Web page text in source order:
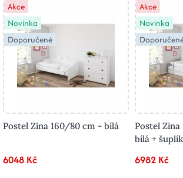
Akce
Novinka
Doporučené
Postel Zina 160/80 cm - bílá
6048 Kč
Akce
Novinka
Postel
bílá + šuplík
6982 Kč